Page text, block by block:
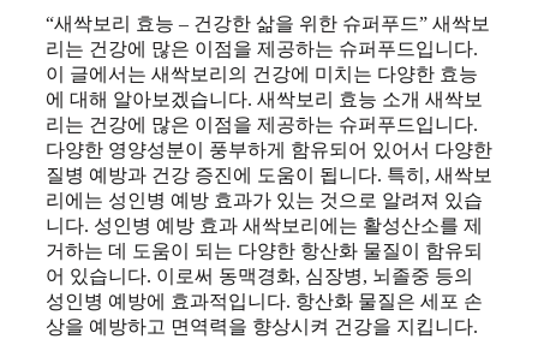
“새싹보리 효능 – 건강한 삶을 위한 슈퍼푸드” 새싹보
리는 건강에 많은 이점을 제공하는 슈퍼푸드입니다.
이 글에서는 새싹보리의 건강에 미치는 다양한 효능
에 대해 알아보겠습니다. 새싹보리 효능 소개 새싹보
리는 건강에 많은 이점을 제공하는 슈퍼푸드입니다.
다양한 영양성분이 풍부하게 함유되어 있어서 다양한
질병 예방과 건강 증진에 도움이 됩니다. 특히, 새싹보
리에는 성인병 예방 효과가 있는 것으로 알려져 있습
니다. 성인병 예방 효과 새싹보리에는 활성산소를 제
거하는 데 도움이 되는 다양한 항산화 물질이 함유되
어 있습니다. 이로써 동맥경화, 심장병, 뇌졸중 등의
성인병 예방에 효과적입니다. 항산화 물질은 세포 손
상을 예방하고 면역력을 향상시켜 건강을 지킵니다.